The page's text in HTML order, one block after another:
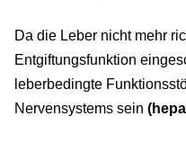
Da die Leber nicht mehr
Entgiftungsfunktion
leberbedingte
Nervensystems sein